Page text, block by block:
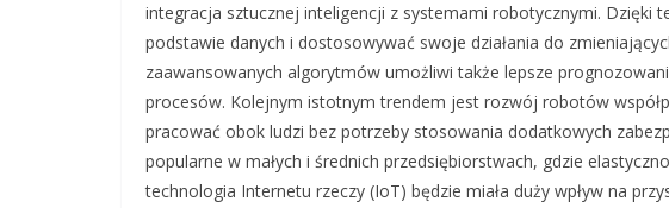
integracja sztucznej inteligencji z systemami robotycznymi. Dzięki
podstawie danych i dostosowywać swoje działania do
zaawansowanych algorytmów umożliwi także lepsze
procesów. Kolejnym istotnym trendem jest rozwój robotów
pracować obok ludzi bez potrzeby stosowania dodatkowych
popularne w małych i średnich przedsiębiorstwach, gdzie
technologia Internetu rzeczy (IoT) będzie miała duży wpływ na